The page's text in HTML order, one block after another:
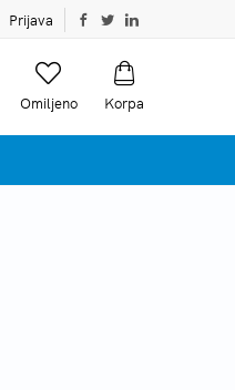
Prijava
Omiljeno Korpa